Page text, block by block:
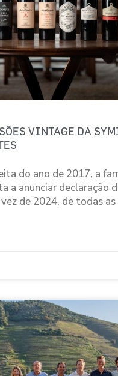
VINTAGE DA
do ano de 2017, a
a anunciar declaração
de 2024, de todas as